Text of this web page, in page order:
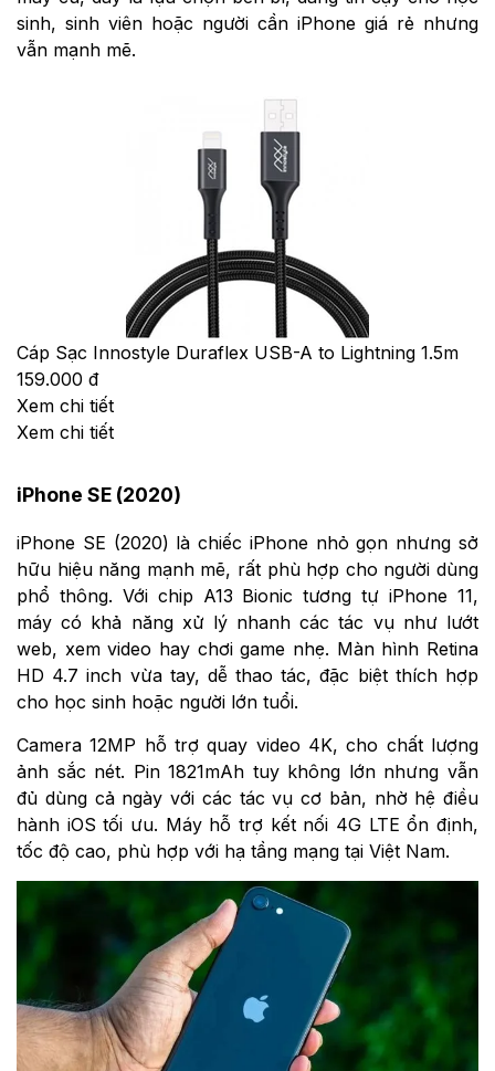
sinh, sinh viên hoặc người cần iPhone giá rẻ nhưng
vẫn mạnh mẽ.
Cáp Sạc Innostyle Duraflex USB-A to Lightning 1.5m
159.000 đ
Xem chi tiết
Xem chi tiết
iPhone SE (2020)
iPhone SE (2020) là chiếc iPhone nhỏ gọn nhưng sở
hữu hiệu năng mạnh mẽ, rất phù hợp cho người dùng
phổ thông. Với chip A13 Bionic tương tự iPhone 11,
máy có khả năng xử lý nhanh các tác vụ như lướt
web, xem video hay chơi game nhẹ. Màn hình Retina
HD 4.7 inch vừa tay, dễ thao tác, đặc biệt thích hợp
cho học sinh hoặc người lớn tuổi.
Camera 12MP hỗ trợ quay video 4K, cho chất lượng
ảnh sắc nét. Pin 1821mAh tuy không lớn nhưng vẫn
đủ dùng cả ngày với các tác vụ cơ bản, nhờ hệ điều
hành iOS tối ưu. Máy hỗ trợ kết nối 4G LTE ổn định,
tốc độ cao, phù hợp với hạ tầng mạng tại Việt Nam.